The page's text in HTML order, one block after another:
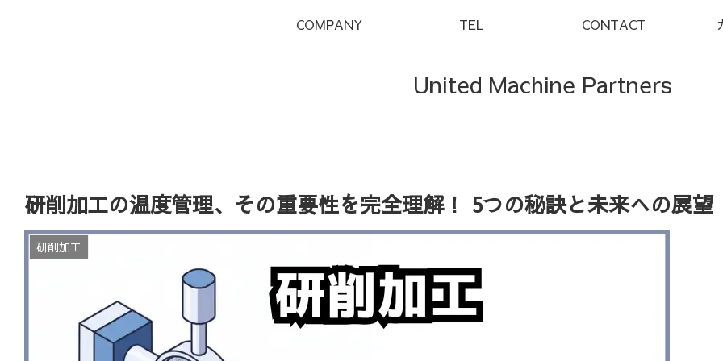
United Machine Partners
COMPANY TEL CONTACT
研削加工の温度管理、その重要性を完全理解！ 5つの秘訣と未来への展望
研削加工